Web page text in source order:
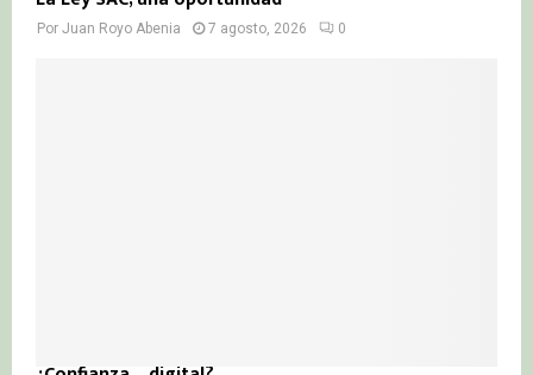
Por Juan Royo Abenia 7 agosto, 2026 0